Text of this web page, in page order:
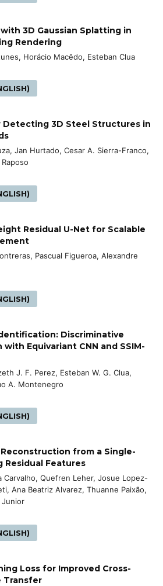
3D Gaussian Splatting in
Rendering
Horácio Macêdo, Esteban Clua
Detecting 3D Steel Structures in
Jan Hurtado, Cesar A. Sierra-Franco,
Residual U-Net for Scalable
Pascual Figueroa, Alexandre
Discriminative
Equivariant CNN and SSIM-
J. F. Perez, Esteban W. G. Clua,
A. Montenegro
Reconstruction from a Single-
Residual Features
Carvalho, Quefren Leher, Josue Lopez-
Ana Beatriz Alvarez, Thuanne Paixão,
Junior
Loss for Improved Cross-
Transfer